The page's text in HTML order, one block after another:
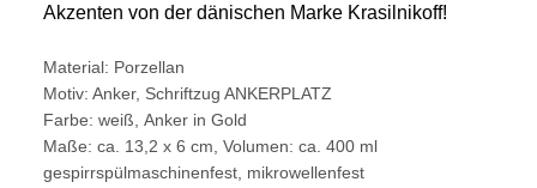
Akzenten von der dänischen Marke Krasilnikoff!
Material: Porzellan
Motiv: Anker, Schriftzug ANKERPLATZ
Farbe: weiß, Anker in Gold
Maße: ca. 13,2 x 6 cm, Volumen: ca. 400 ml
gespirrspülmaschinenfest, mikrowellenfest